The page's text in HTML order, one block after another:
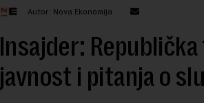
Autor: Nova Ekonomija
Insajder:
javnost i pitanja o